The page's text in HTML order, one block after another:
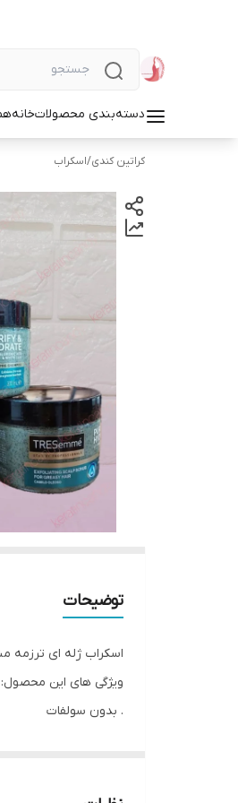
دسته‌بندی محصولاتخانه
کراتین کندی/اسکراب
توضیحات
اسکراب ژله ای ترزمه
ویژگی های این محصول:
. بدون سولفات
محصولی از شرکت